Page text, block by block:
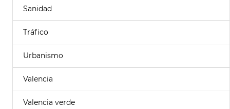
Sanidad
Tráfico
Urbanismo
Valencia
Valencia verde